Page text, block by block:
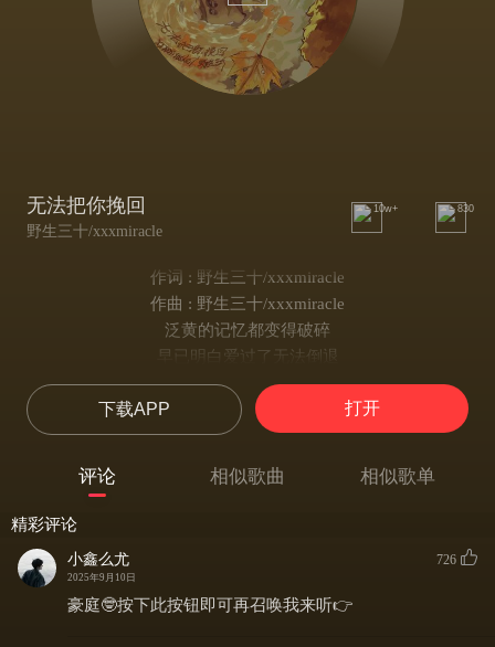
无法把你挽回
野生三十/xxxmiracle
10w+ 830
作词 : 野生三十/xxxmiracle
作曲 : 野生三十/xxxmiracle
泛黄的记忆都变得破碎
早已明白爱过了无法倒退
你流的泪让我变得憔悴
朝我的心上了一把刀锥
无法把你挽回
爱是抓不住的泡沫
下载APP 打开
评论 相似歌曲 相似歌单
精彩评论
小鑫么尤
2025年9月10日
726
豪庭🤓按下此按钮即可再召唤我来听👉